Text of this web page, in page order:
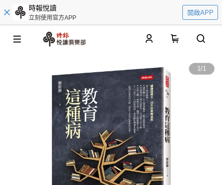
時報悅讀
立刻使用官方APP
開啟APP
1/1